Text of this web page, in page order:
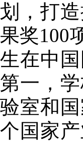
划，打
果奖100
生在中
第一，
验室和
个国家